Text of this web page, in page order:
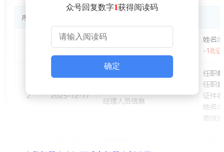
众号回复数字1获得阅读码
确定